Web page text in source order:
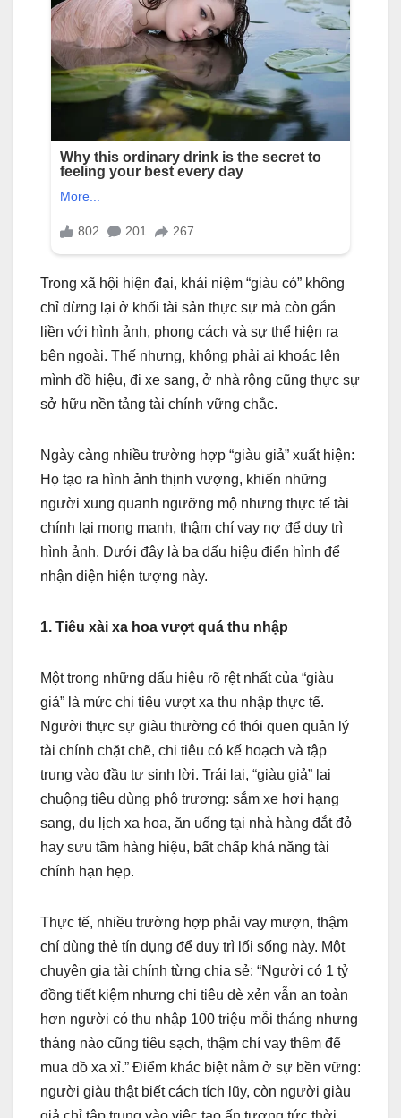
Trong xã hội hiện đại, khái niệm “giàu có” không
chỉ dừng lại ở khối tài sản thực sự mà còn gắn
liền với hình ảnh, phong cách và sự thể hiện ra
bên ngoài. Thế nhưng, không phải ai khoác lên
mình đồ hiệu, đi xe sang, ở nhà rộng cũng thực sự
sở hữu nền tảng tài chính vững chắc.
Ngày càng nhiều trường hợp “giàu giả” xuất hiện:
Họ tạo ra hình ảnh thịnh vượng, khiến những
người xung quanh ngưỡng mộ nhưng thực tế tài
chính lại mong manh, thậm chí vay nợ để duy trì
hình ảnh. Dưới đây là ba dấu hiệu điển hình để
nhận diện hiện tượng này.
1. Tiêu xài xa hoa vượt quá thu nhập
Một trong những dấu hiệu rõ rệt nhất của “giàu
giả” là mức chi tiêu vượt xa thu nhập thực tế.
Người thực sự giàu thường có thói quen quản lý
tài chính chặt chẽ, chi tiêu có kế hoạch và tập
trung vào đầu tư sinh lời. Trái lại, “giàu giả” lại
chuộng tiêu dùng phô trương: sắm xe hơi hạng
sang, du lịch xa hoa, ăn uống tại nhà hàng đắt đỏ
hay sưu tầm hàng hiệu, bất chấp khả năng tài
chính hạn hẹp.
Thực tế, nhiều trường hợp phải vay mượn, thậm
chí dùng thẻ tín dụng để duy trì lối sống này. Một
chuyên gia tài chính từng chia sẻ: “Người có 1 tỷ
đồng tiết kiệm nhưng chi tiêu dè xẻn vẫn an toàn
hơn người có thu nhập 100 triệu mỗi tháng nhưng
tháng nào cũng tiêu sạch, thậm chí vay thêm để
mua đồ xa xỉ.” Điểm khác biệt nằm ở sự bền vững:
người giàu thật biết cách tích lũy, còn người giàu